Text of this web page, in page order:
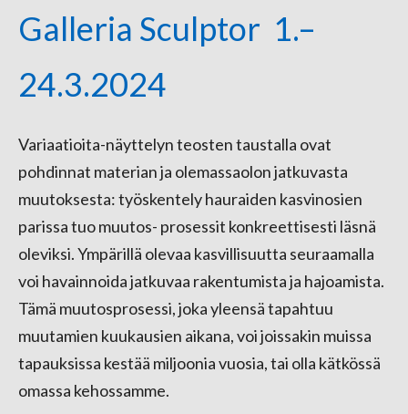
Galleria Sculptor 1.–
24.3.2024
Variaatioita-näyttelyn teosten taustalla ovat
pohdinnat materian ja olemassaolon jatkuvasta
muutoksesta: työskentely hauraiden kasvinosien
parissa tuo muutos- prosessit konkreettisesti läsnä
oleviksi. Ympärillä olevaa kasvillisuutta seuraamalla
voi havainnoida jatkuvaa rakentumista ja hajoamista.
Tämä muutosprosessi, joka yleensä tapahtuu
muutamien kuukausien aikana, voi joissakin muissa
tapauksissa kestää miljoonia vuosia, tai olla kätkössä
omassa kehossamme.